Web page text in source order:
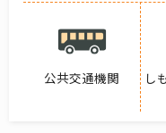
公共交通機関
し